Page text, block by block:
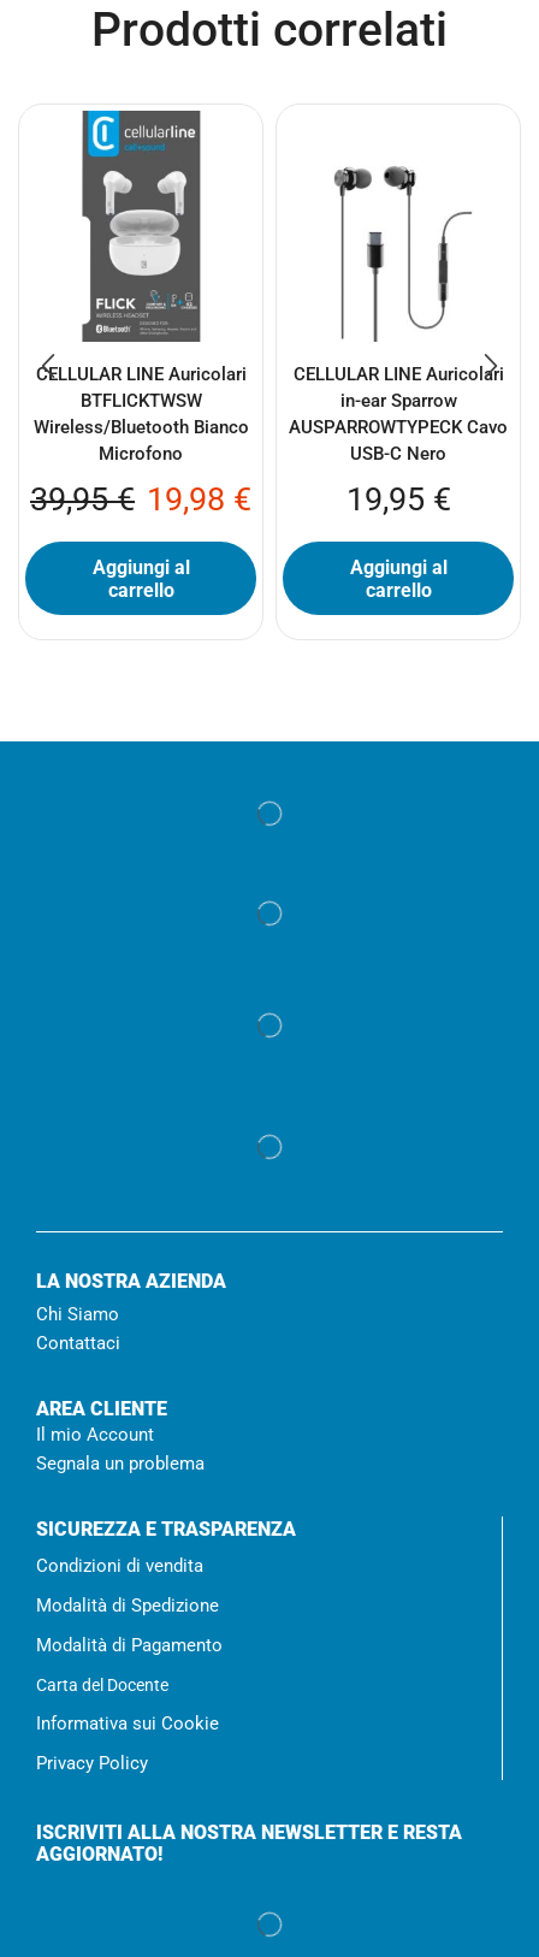
Prodotti correlati
CELLULAR LINE Auricolari
BTFLICKTWSW
Wireless/Bluetooth Bianco
Microfono
39,95€ 19,98 €
Aggiungi al
carrello
CELLULAR LINE Auricolari
in-ear Sparrow
AUSPARROWTYPECK Cavo
USB-C Nero
19,95 €
Aggiungi al
carrello
LA NOSTRA AZIENDA
Chi Siamo
Contattaci
AREA CLIENTE
Il mio Account
Segnala un problema
SICUREZZA E TRASPARENZA
Condizioni di vendita
Modalità di Spedizione
Modalità di Pagamento
Carta del Docente
Informativa sui Cookie
Privacy Policy
ISCRIVITI ALLA NOSTRA NEWSLETTER E RESTA
AGGIORNATO!